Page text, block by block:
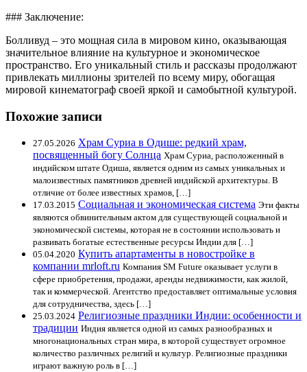
### Заключение:
Болливуд – это мощная сила в мировом кино, оказывающая
значительное влияние на культурное и экономическое
пространство. Его уникальный стиль и рассказы продолжают
привлекать миллионы зрителей по всему миру, обогащая
мировой кинематограф своей яркой и самобытной культурой.
Похожие записи
27.05.2026 Храм Суриа в Одише: редкий храм,
посвященный богу Солнца Храм Суриа, расположенный в
индийском штате Одиша, является одним из самых уникальных и
малоизвестных памятников древней индийской архитектуры. В
отличие от более известных храмов, […]
17.03.2015 Социальная и экономическая система Эти факты
являются обвинительным актом для существующей социальной и
экономической системы, которая не в состоянии использовать и
развивать богатые естественные ресурсы Индии для […]
05.04.2020 Купить апартаменты в новостройке в
компании mrloft.ru Компания SM Future оказывает услуги в
сфере приобретения, продажи, аренды недвижимости, как жилой,
так и коммерческой. Агентство предоставляет оптимальные условия
для сотрудничества, здесь […]
25.03.2024 Религиозные праздники Индии: особенности и
традиции Индия является одной из самых разнообразных и
многонациональных стран мира, в которой существует огромное
количество различных религий и культур. Религиозные праздники
играют важную роль в […]